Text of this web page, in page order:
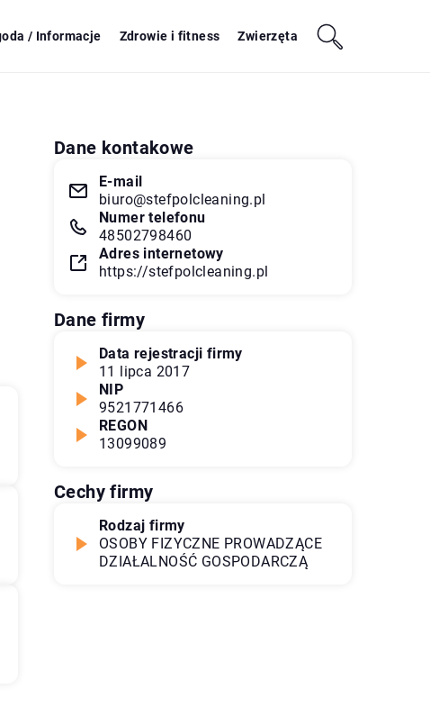
/ Informacje Zdrowie i fitness Zwierzęta
Dane kontakowe
E-mail
biuro@stefpolcleaning.pl
Numer telefonu
48502798460
Adres internetowy
https://stefpolcleaning.pl
Dane firmy
Data rejestracji firmy
11 lipca 2017
NIP
9521771466
REGON
13099089
Cechy firmy
Rodzaj firmy
OSOBY FIZYCZNE PROWADZĄCE
DZIAŁALNOŚĆ GOSPODARCZĄ